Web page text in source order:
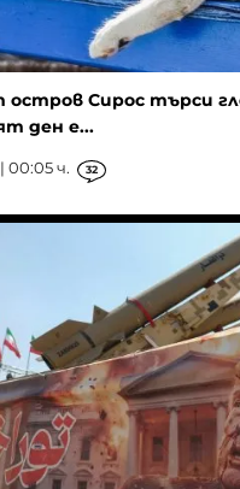
остров Сирос търси
ден е...
00:05 ч. 32